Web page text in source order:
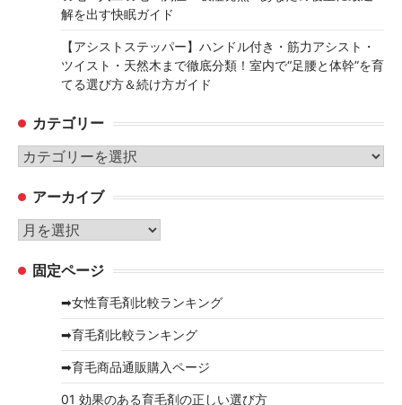
解を出す快眠ガイド
【アシストステッパー】ハンドル付き・筋力アシスト・
ツイスト・天然木まで徹底分類！室内で“足腰と体幹”を育
てる選び方＆続け方ガイド
カテゴリー
カ
ゴ
リ
ー
アーカイブ
ア
カ 固定ページ
➡女性育毛剤比較ランキング
➡育毛剤比較ランキング
➡育毛商品通販購入ページ
01 効果のある育毛剤の正しい選び方